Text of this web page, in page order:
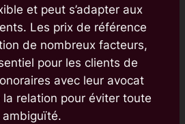
et peut s’adapter aux
Les prix de référence
de nombreux facteurs,
pour les clients de
avec leur avocat
relation pour éviter toute
ambiguïté.